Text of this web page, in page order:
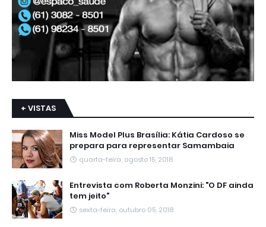
+ VISTAS
Miss Model Plus Brasília: Kátia Cardoso se
prepara para representar Samambaia
quarta-feira, agosto 15, 2018
Entrevista com Roberta Monzini: "O DF ainda
tem jeito"
sexta-feira, outubro 05, 2018